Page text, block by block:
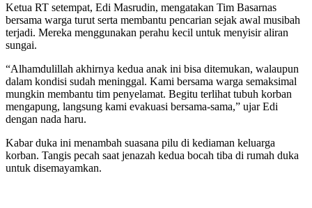
Ketua RT setempat, Edi Masrudin, mengatakan Tim Basarnas
bersama warga turut serta membantu pencarian sejak awal musibah
terjadi. Mereka menggunakan perahu kecil untuk menyisir aliran
sungai.
“Alhamdulillah akhirnya kedua anak ini bisa ditemukan, walaupun
dalam kondisi sudah meninggal. Kami bersama warga semaksimal
mungkin membantu tim penyelamat. Begitu terlihat tubuh korban
mengapung, langsung kami evakuasi bersama-sama,” ujar Edi
dengan nada haru.
Kabar duka ini menambah suasana pilu di kediaman keluarga
korban. Tangis pecah saat jenazah kedua bocah tiba di rumah duka
untuk disemayamkan.